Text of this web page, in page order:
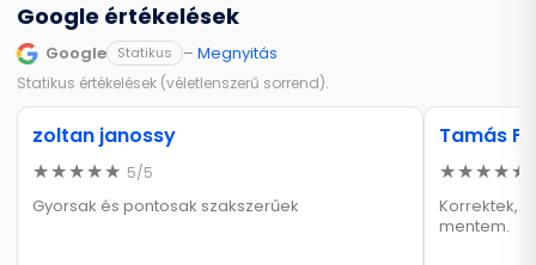
Google értékelések
Google Statikus – Megnyitás
Statikus értékelések (véletlenszerű sorrend).
zoltan janossy
5/5
Gyorsak és pontosak szakszerűek
Tamás
Korrektek,
mentem.